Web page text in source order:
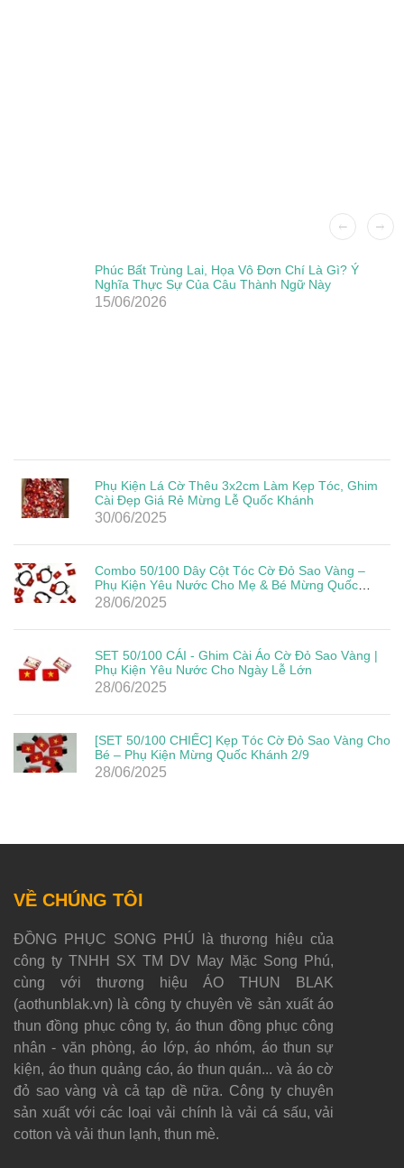
Phúc Bất Trùng Lai, Họa Vô Đơn Chí Là Gì? Ý
Nghĩa Thực Sự Của Câu Thành Ngữ Này
15/06/2026
Phụ Kiện Lá Cờ Thêu 3x2cm Làm Kẹp Tóc, Ghim
Cài Đẹp Giá Rẻ Mừng Lễ Quốc Khánh
30/06/2025
Combo 50/100 Dây Cột Tóc Cờ Đỏ Sao Vàng –
Phụ Kiện Yêu Nước Cho Mẹ & Bé Mừng Quốc
Khánh 2/9
28/06/2025
SET 50/100 CÁI - Ghim Cài Áo Cờ Đỏ Sao Vàng |
Phụ Kiện Yêu Nước Cho Ngày Lễ Lớn
28/06/2025
[SET 50/100 CHIẾC] Kẹp Tóc Cờ Đỏ Sao Vàng Cho
Bé – Phụ Kiện Mừng Quốc Khánh 2/9
28/06/2025
VỀ CHÚNG TÔI
ĐỒNG PHỤC SONG PHÚ là thương hiệu của
công ty TNHH SX TM DV May Mặc Song Phú,
cùng với thương hiệu ÁO THUN BLAK
(aothunblak.vn) là công ty chuyên về sản xuất áo
thun đồng phục công ty, áo thun đồng phục công
nhân - văn phòng, áo lớp, áo nhóm, áo thun sự
kiện, áo thun quảng cáo, áo thun quán... và áo cờ
đỏ sao vàng và cả tạp dề nữa. Công ty chuyên
sản xuất với các loại vải chính là vải cá sấu, vải
cotton và vải thun lạnh, thun mè.